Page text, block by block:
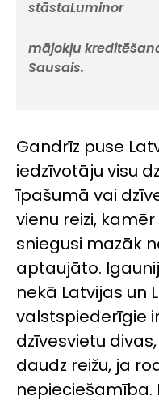
stāstaLuminor
mājokļu
Sausais.
Gandrīz puse
iedzīvotāju visu
īpašumā vai
vienu reizi,
sniegusi mazāk
aptaujāto.
nekā Latvijas un
valstspiederīgie
dzīvesvietu
daudz reižu, ja
nepieciešamība.